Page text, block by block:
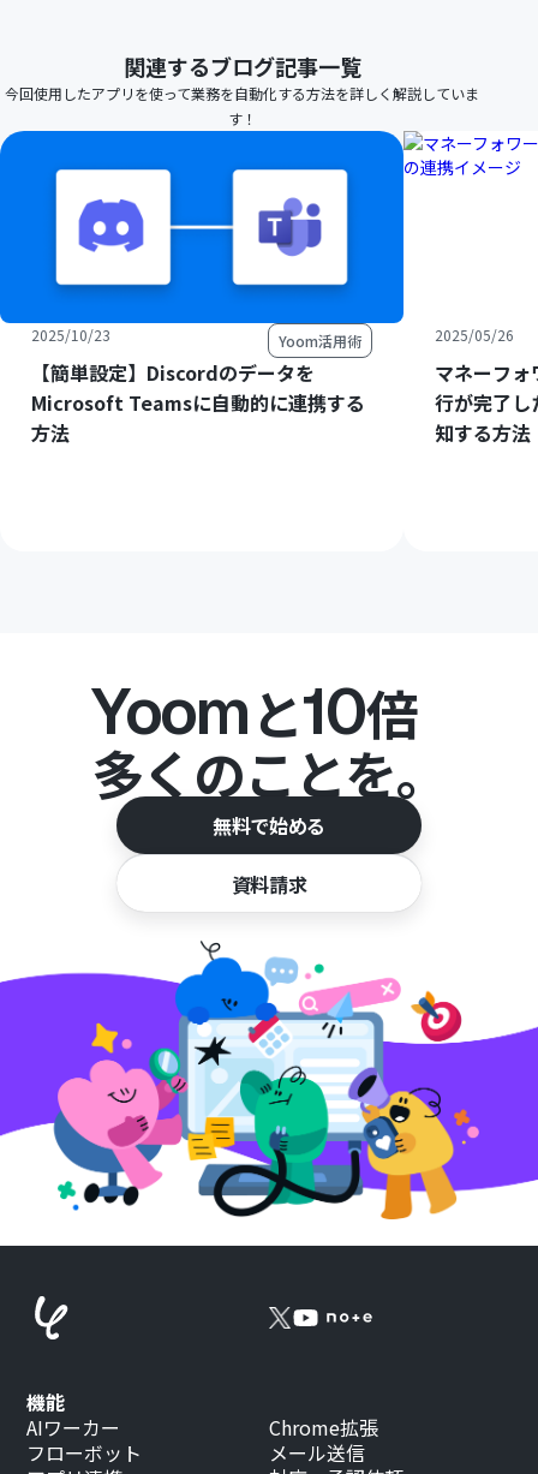
関連するブログ記事一覧
今回使用したアプリを使って業務を自動化する方法を詳しく解説していま
す！
2025/10/23 Yoom活用術
【簡単設定】Discordのデータを
Microsoft Teamsに自動的に連携する
方法
2025/05/26
マネーフ
行が完了
知する方法
Yoomと10倍
多くのことを。
無料で始める
資料請求
機能
AIワーカー
フローボット
Chrome拡張
メール送信